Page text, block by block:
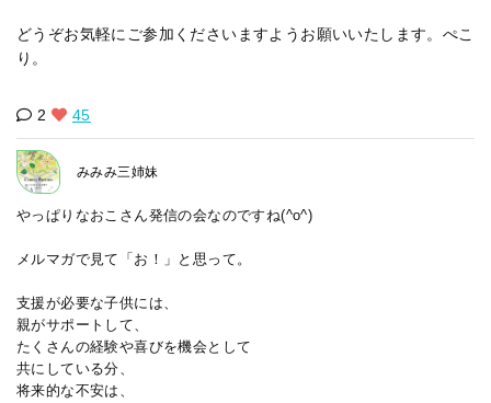
どうぞお気軽にご参加くださいますようお願いいたします。ぺこ
り。
2 45
みみみ三姉妹
やっぱりなおこさん発信の会なのですね(^o^)
メルマガで見て「お！」と思って。
支援が必要な子供には、
親がサポートして、
たくさんの経験や喜びを機会として
共にしている分、
将来的な不安は、